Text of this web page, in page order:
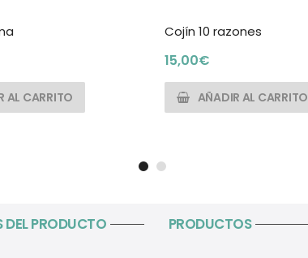
AL CARRITO
Cojín 10 razones
15,00€
AÑADIR AL CARRITO
DEL PRODUCTO PRODUCTOS